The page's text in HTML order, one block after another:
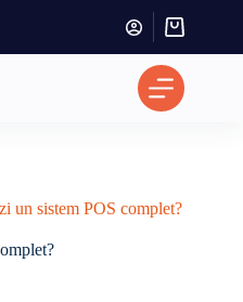
Coș
de
un sistem POS complet?